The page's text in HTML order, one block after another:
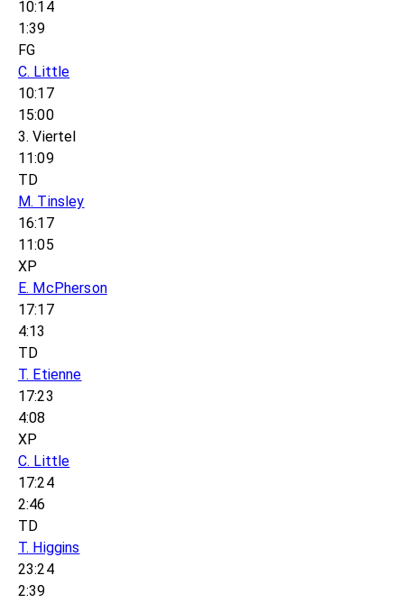
10:14
1:39
FG
C. Little
10:17
15:00
3. Viertel
11:09
TD
M. Tinsley
16:17
11:05
XP
E. McPherson
17:17
4:13
TD
T. Etienne
17:23
4:08
XP
C. Little
17:24
2:46
TD
T. Higgins
23:24
2:39